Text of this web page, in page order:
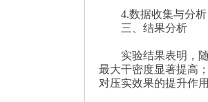
4.数据收集与分析
三、结果分析
实验结果表明，随
最大干密度显著提高
对压实效果的提升作用